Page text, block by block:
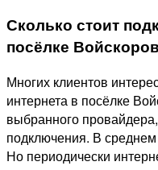
Сколько стоит
посёлке
Многих клиентов
интернета в посёлке
выбранного
подключения. В
Но периодически